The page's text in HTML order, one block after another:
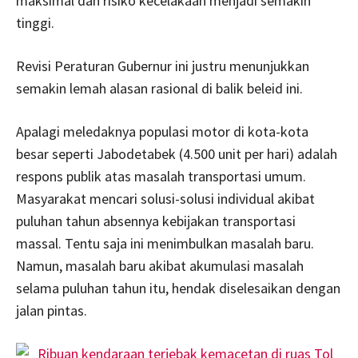
tinggi.
Revisi Peraturan Gubernur ini justru menunjukkan
semakin lemah alasan rasional di balik beleid ini.
Apalagi meledaknya populasi motor di kota-kota
besar seperti Jabodetabek (4.500 unit per hari) adalah
respons publik atas masalah transportasi umum.
Masyarakat mencari solusi-solusi individual akibat
puluhan tahun absennya kebijakan transportasi
massal. Tentu saja ini menimbulkan masalah baru.
Namun, masalah baru akibat akumulasi masalah
selama puluhan tahun itu, hendak diselesaikan dengan
jalan pintas.